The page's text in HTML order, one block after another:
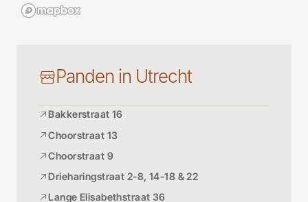
Panden in Utrecht
Bakkerstraat 16
Choorstraat 13
Choorstraat 9
Drieharingstraat 2-8, 14-18 & 22
Lange Elisabethstraat 36